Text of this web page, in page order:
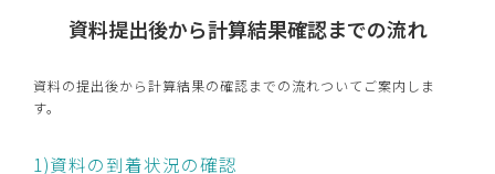
資料提出後から計算結果確認までの流れ
資料の提出後から計算結果の確認までの流れついてご案内しま
す。
1)資料の到着状況の確認